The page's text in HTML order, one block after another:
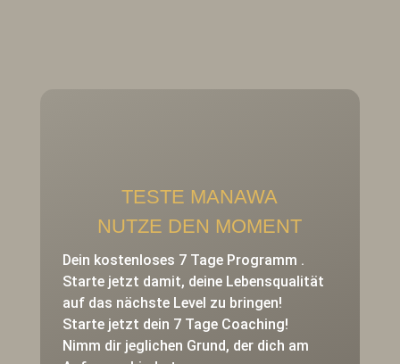
TESTE MANAWA
NUTZE DEN MOMENT
Dein kostenloses 7 Tage Programm .
Starte jetzt damit, deine Lebensqualität
auf das nächste Level zu bringen!
Starte jetzt dein 7 Tage Coaching!
Nimm dir jeglichen Grund, der dich am